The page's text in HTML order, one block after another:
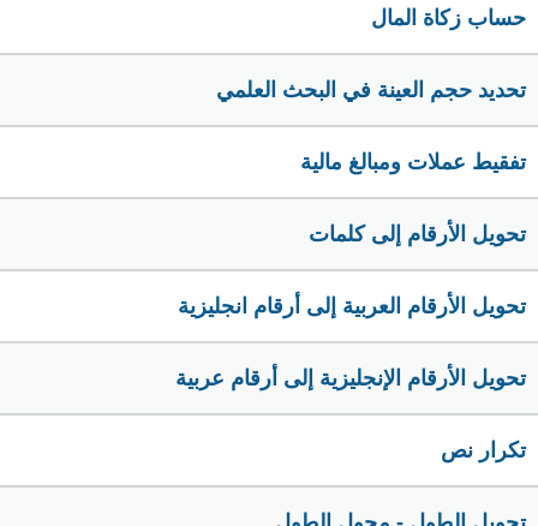
حساب زكاة المال
تحديد حجم العينة في البحث العلمي
تفقيط عملات ومبالغ مالية
تحويل الأرقام إلى كلمات
تحويل الأرقام العربية إلى أرقام انجليزية
تحويل الأرقام الإنجليزية إلى أرقام عربية
تكرار نص